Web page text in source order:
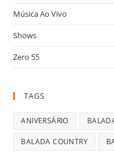
Música Ao Vivo
Shows
Zero 55
TAGS
ANIVERSÁRIO
BALADA COUNTRY